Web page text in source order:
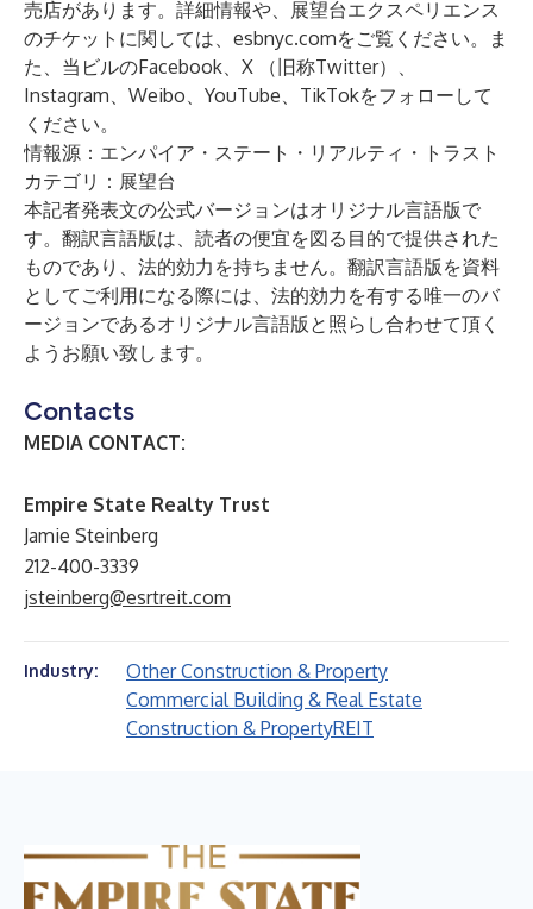
売店があります。詳細情報や、展望台エクスペリエンス
のチケットに関しては、 esbnyc.comをご覧ください。ま
た、当ビルのFacebook、 X （旧称Twitter） 、
Instagram、 Weibo、 YouTube、 TikTokをフォローして
ください。
情報源：エンパイア・ステート・リアルティ・トラスト
カテゴリ：展望台
本記者発表文の公式バージョンはオリジナル言語版で
す。翻訳言語版は、読者の便宜を図る目的で提供された
ものであり、法的効力を持ちません。翻訳言語版を資料
としてご利用になる際には、法的効力を有する唯一のバ
ージョンであるオリジナル言語版と照らし合わせて頂く
ようお願い致します。
Contacts
MEDIA CONTACT:
Empire State Realty Trust
Jamie Steinberg
212-400-3339
jsteinberg@esrtreit.com
Industry:
Other Construction & Property
Commercial Building & Real Estate
Construction & PropertyREIT